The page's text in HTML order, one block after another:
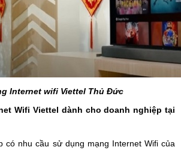
Internet wifi Viettel Thủ Đức
Wifi Viettel dành cho doanh nghiệp tại
có nhu cầu sử dụng mạng Internet Wifi của